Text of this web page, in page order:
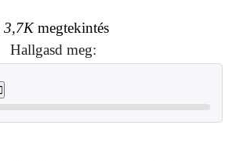
3,7Kmegtekintés
Hallgasd meg: